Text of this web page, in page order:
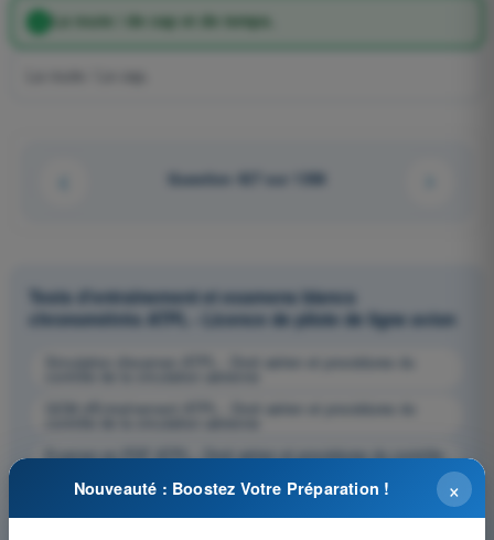
La route / de cap et de temps.
Question 427 sur 1358
Tests d'entraînement et examens blancs
chronométrés ATPL - Licence de pilote de ligne avion
Simulation d'examen ATPL - Droit aérien et procédures du
QCM d'Entraînement ATPL - Droit aérien et procédures du
Examen en PDF ATPL - Droit aérien et procédures du contrôle
×
Nouveauté : Boostez Votre Préparation !